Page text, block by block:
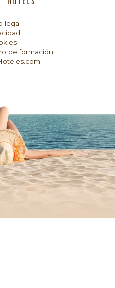
legal
de formación